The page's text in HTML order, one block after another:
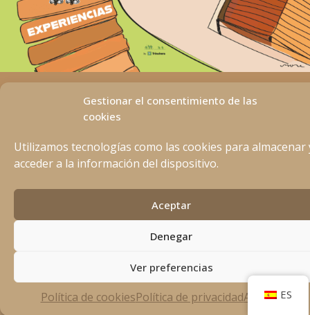
Gestionar el consentimiento de las
cookies
Utilizamos tecnologías como las cookies para almacenar
acceder a la información del dispositivo.
Aceptar
Denegar
Ver preferencias
Política de cookiesPolítica de privacidadAviso Legal
Política de privacidad
Política de Cookies
ES